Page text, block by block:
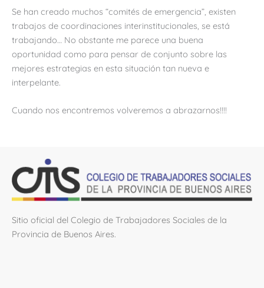
Se han creado muchos “comités de emergencia”, existen
trabajos de coordinaciones interinstitucionales, se está
trabajando… No obstante me parece una buena
oportunidad como para pensar de conjunto sobre las
mejores estrategias en esta situación tan nueva e
interpelante.
Cuando nos encontremos volveremos a abrazarnos!!!!
Sitio oficial del Colegio de Trabajadores Sociales de la
Provincia de Buenos Aires.